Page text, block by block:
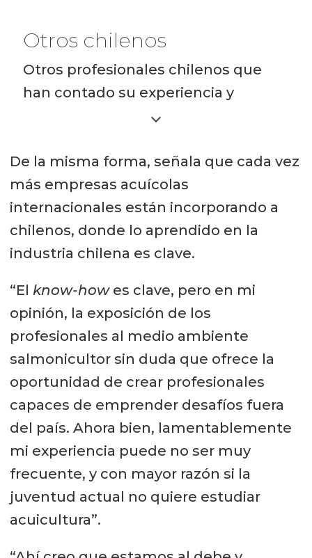
Otros chilenos
Otros profesionales chilenos que
han contado su experiencia y
vivencias en otros países son:
Carlos Saá, gerente Offshore en
Forever Oceans
Jorge Díaz, gerente de
Sostenibilidad en Skretting
Patricio Uribe, asesor de
reproducción en Kings salmon
Tomás Mosquera, Asesor
Biológico en Producción RAS en
AKVA Group
De la misma forma, señala que cada vez
más empresas acuícolas
internacionales están incorporando a
chilenos, donde lo aprendido en la
industria chilena es clave.
“El know-howes clave, pero en mi
opinión, la exposición de los
profesionales al medio ambiente
salmonicultor sin duda que ofrece la
oportunidad de crear profesionales
capaces de emprender desafíos fuera
del país. Ahora bien, lamentablemente
mi experiencia puede no ser muy
frecuente, y con mayor razón si la
juventud actual no quiere estudiar
acuicultura”.